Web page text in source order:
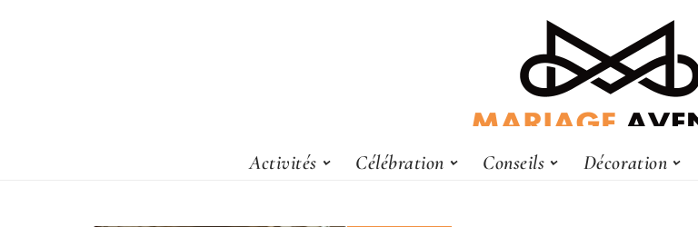
Activités Célébration Conseils Décoration